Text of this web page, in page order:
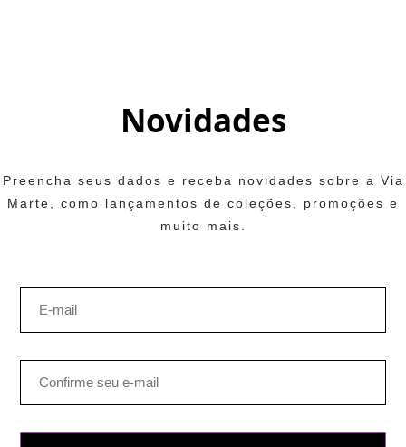
Novidades
Preencha seus dados e receba novidades sobre a Via
Marte, como lançamentos de coleções, promoções e
muito mais.